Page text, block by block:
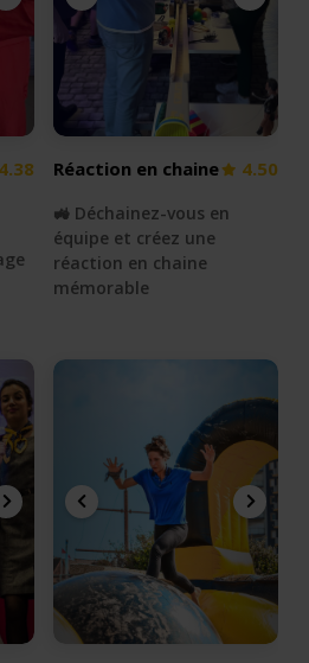
4.38 Réaction en chaine 4.50
🚜 Déchainez-vous en
équipe et créez une
réaction en chaine
mémorable